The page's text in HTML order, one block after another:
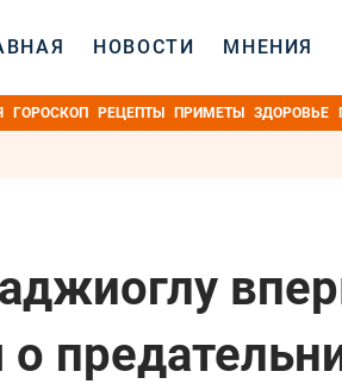
НОВОСТИ МНЕНИЯ
ГОРОСКОП РЕЦЕПТЫ ПРИМЕТЫ ЗДОРОВЬЕ
о